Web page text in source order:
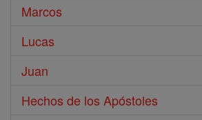
Marcos
Lucas
Juan
Hechos de los Apóstoles